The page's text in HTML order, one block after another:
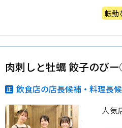
転勤
肉刺しと牡蠣 餃子のび
飲食店の店長候補・料理長
人気